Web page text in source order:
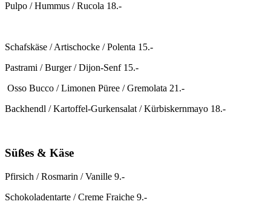
Pulpo / Hummus / Rucola 18.-
Schafskäse / Artischocke / Polenta 15.-
Pastrami / Burger / Dijon-Senf 15.-
Osso Bucco / Limonen Püree / Gremolata 21.-
Backhendl / Kartoffel-Gurkensalat / Kürbiskernmayo 18.-
Süßes & Käse
Pfirsich / Rosmarin / Vanille 9.-
Schokoladentarte / Creme Fraiche 9.-